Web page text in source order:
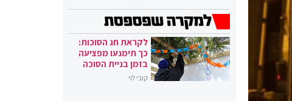
לקראת חג הסוכות:
כך תימנעו מפציעה
בזמן בניית הסוכה
קובי לוי